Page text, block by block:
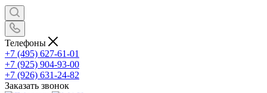
Телефоны
+7 (495) 627-61-01
+7 (925) 904-93-00
+7 (926) 631-24-82
Заказать звонок